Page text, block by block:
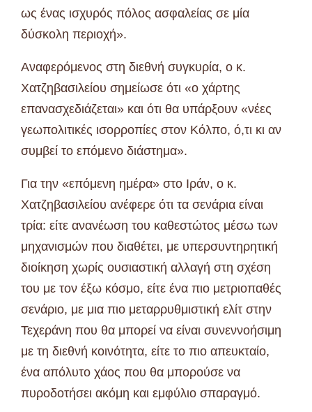
ως ένας ισχυρός πόλος ασφαλείας σε μία
δύσκολη περιοχή».
Αναφερόμενος στη διεθνή συγκυρία, ο κ.
Χατζηβασιλείου σημείωσε ότι «ο χάρτης
επανασχεδιάζεται» και ότι θα υπάρξουν «νέες
γεωπολιτικές ισορροπίες στον Κόλπο, ό,τι κι αν
συμβεί το επόμενο διάστημα».
Για την «επόμενη ημέρα» στο Ιράν, ο κ.
Χατζηβασιλείου ανέφερε ότι τα σενάρια είναι
τρία: είτε ανανέωση του καθεστώτος μέσω των
μηχανισμών που διαθέτει, με υπερσυντηρητική
διοίκηση χωρίς ουσιαστική αλλαγή στη σχέση
του με τον έξω κόσμο, είτε ένα πιο μετριοπαθές
σενάριο, με μια πιο μεταρρυθμιστική ελίτ στην
Τεχεράνη που θα μπορεί να είναι συνεννοήσιμη
με τη διεθνή κοινότητα, είτε το πιο απευκταίο,
ένα απόλυτο χάος που θα μπορούσε να
πυροδοτήσει ακόμη και εμφύλιο σπαραγμό.